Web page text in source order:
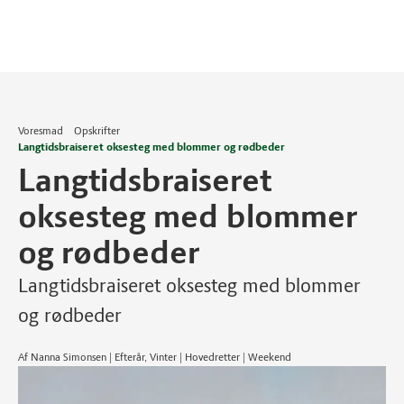
Voresmad
Opskrifter
Langtidsbraiseret oksesteg med blommer og rødbeder
Langtidsbraiseret
oksesteg med blommer
og rødbeder
Langtidsbraiseret oksesteg med blommer
og rødbeder
Af Nanna Simonsen | Efterår, Vinter | Hovedretter | Weekend